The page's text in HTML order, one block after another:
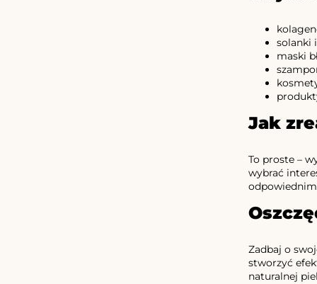
solanki
maski
Jak
To proste –
wybrać
Zadbaj o
stworzyć
naturalnej